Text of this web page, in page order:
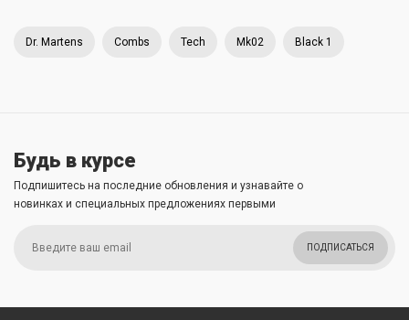
Dr. Martens Combs Tech Mk02 Black 1
Будь в курсе
Подпишитесь на последние обновления и узнавайте о
новинках и специальных предложениях первыми
ПОДПИСАТЬСЯ